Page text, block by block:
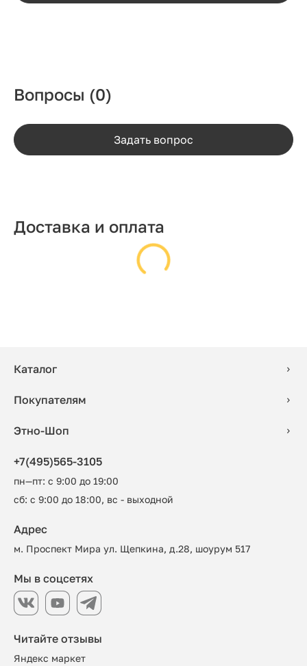
Вопросы (0)
Задать вопрос
Доставка и оплата
Каталог
Покупателям
Этно-Шоп
+7(495)565-3105
пн—пт: с 9:00 до 19:00
сб: с 9:00 до 18:00, вс - выходной
Читайте отзывы
Яндекс маркет
Адрес
м. Проспект Мира ул. Щепкина, д.28, шоурум 517
Мы в соцсетях